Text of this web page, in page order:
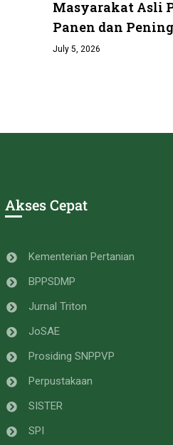
Masyarakat Asli
Panen dan
July 5, 2026
Akses Cepat
Kementerian Pertanian
BPPSDMP
Jurnal Triton
JoSAE
Prosiding SNPPVP
Perpustakaan
SISTER
SPI